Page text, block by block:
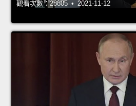
觀看次數：28805 • 2021-11-12